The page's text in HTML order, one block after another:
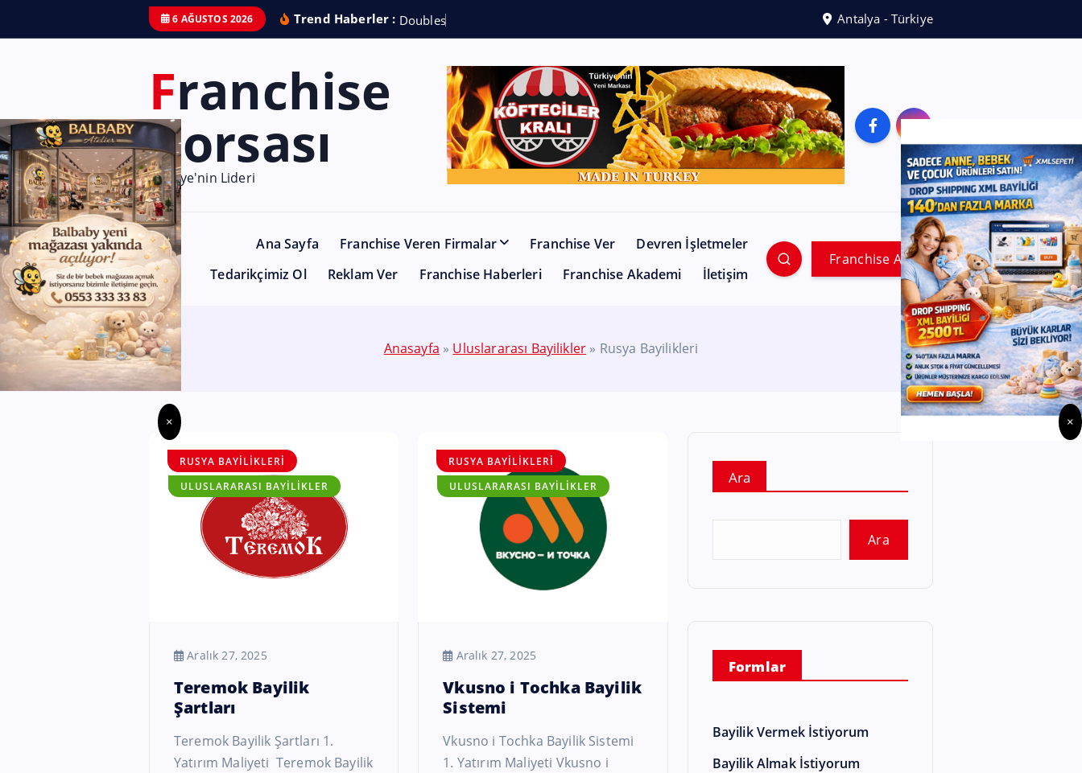
6 AĞUSTOS 2026 Trend Haberler : Doublesh Antalya - Türkiye
Franchise
Borsası
Türkiye'nin Lideri
Ana Sayfa Franchise Veren Firmalar Franchise Ver
Devren İşletmeler
Tedarikçimiz Ol
Reklam Ver Franchise Haberleri Franchise Akademi İletişim
Franchise Ara
Anasayfa » Uluslararası Bayilikler » Rusya Bayilikleri
RUSYA BAYILIKLERI
ULUSLARARASI BAYILIKLER
Aralık 27, 2025
Teremok Bayilik
Şartları
Teremok Bayilik Şartları 1.
Yatırım Maliyeti Teremok Bayilik
RUSYA BAYILIKLERI
ULUSLARARASI BAYILIKLER
Aralık 27, 2025
Vkusno i Tochka Bayilik
Sistemi
Vkusno i Tochka Bayilik Sistemi
1. Yatırım Maliyeti Vkusno i
Ara
Ara
Formlar
Bayilik Vermek İstiyorum
Bayilik Almak İstiyorum
× ×